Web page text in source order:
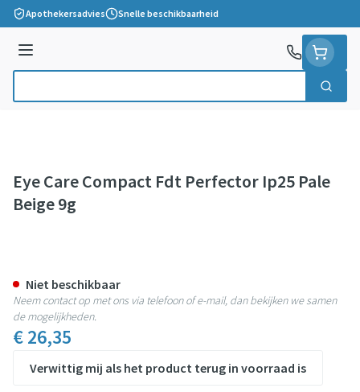
Ga naar de inhoud
Apothekersadvies Snelle beschikbaarheid
Menu
Zoek
Eye Care Compact Fdt Perfector Ip25 Pale
Beige 9g
€ 26,35
Verwittig mij als het product terug in voorraad is
Niet beschikbaar
Neem contact op met ons via telefoon of e-mail, dan bekijken we samen
de mogelijkheden.